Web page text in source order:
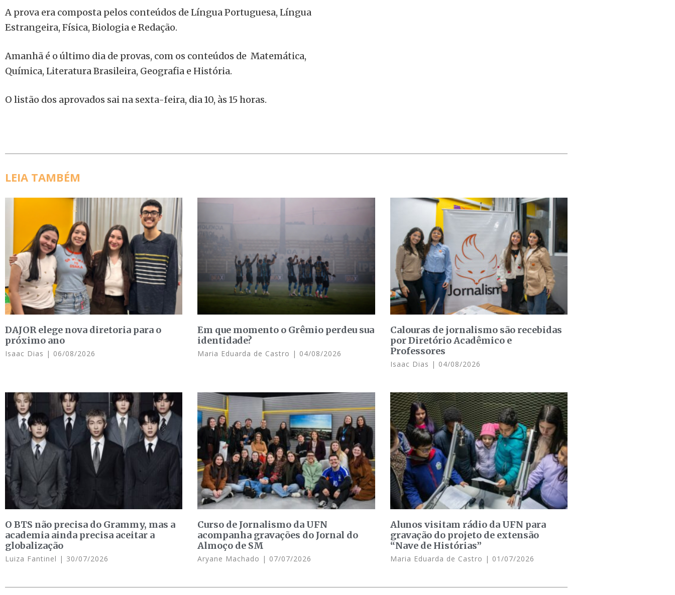
A prova era composta pelos conteúdos de Língua Portuguesa, Língua
Estrangeira, Física, Biologia e Redação.
Amanhã é o último dia de provas, com os conteúdos de Matemática,
Química, Literatura Brasileira, Geografia e História.
O listão dos aprovados sai na sexta-feira, dia 10, às 15 horas.
LEIA TAMBÉM
DAJOR elege nova diretoria para o
próximo ano
Isaac Dias 06/08/2026
Em que momento o Grêmio perdeu sua
identidade?
Maria Eduarda de Castro 04/08/2026
Calouras de jornalismo são recebidas
por Diretório Acadêmico e
Professores
Isaac Dias 04/08/2026
O BTS não precisa do Grammy, mas a
academia ainda precisa aceitar a
globalização
Luiza Fantinel 30/07/2026
Curso de Jornalismo da UFN
acompanha gravações do Jornal do
Almoço de SM
Aryane Machado 07/07/2026
Alunos visitam rádio da UFN para
gravação do projeto de extensão
“Nave de Histórias”
Maria Eduarda de Castro 01/07/2026